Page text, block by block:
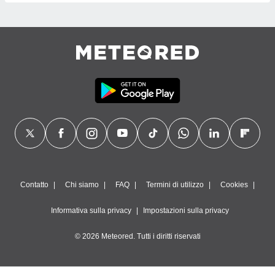
Contatto Chi siamo FAQ Termini di utilizzo Cookies
Informativa sulla privacy Impostazioni sulla privacy
© 2026 Meteored. Tutti i diritti riservati